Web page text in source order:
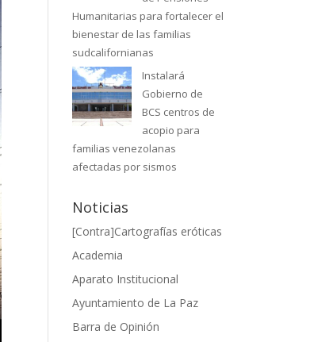
Humanitarias para fortalecer el
bienestar de las familias
sudcalifornianas
Instalará
Gobierno de
BCS centros de
acopio para
familias venezolanas
afectadas por sismos
Noticias
[Contra]Cartografías eróticas
Academia
Aparato Institucional
Ayuntamiento de La Paz
Barra de Opinión